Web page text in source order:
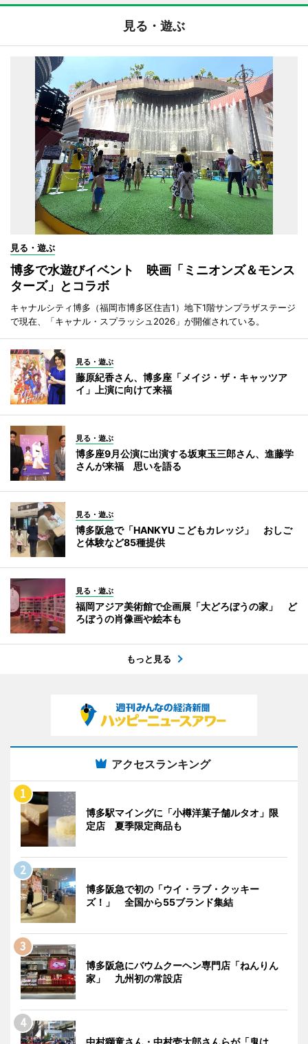
見る・遊ぶ
見る・遊ぶ
博多で水遊びイベント 映画「ミニオンズ＆モンス
ターズ」とコラボ
キャナルシティ博多（福岡市博多区住吉1）地下1階サンプラザステージ
で現在、「キャナル・スプラッシュ2026」が開催されている。
見る・遊ぶ
藤原紀香さん、博多座「メイジ・ザ・キャッツア
イ」上演に向けて来福
見る・遊ぶ
博多座9月公演に出演する坂東玉三郎さん、進藤学
さんが来福 思いを語る
見る・遊ぶ
博多阪急で「HANKYU こどもカレッジ」 おしご
と体験など85種提供
見る・遊ぶ
福岡アジア美術館で企画展「大どろぼうの家」 ど
ろぼうの肖像画や絵本も
もっと見る
アクセスランキング
博多駅マイングに「小樽洋菓子舗ルタオ」限
定店 夏季限定商品も
博多阪急で初の「ウイ・ラブ・クッキー
ズ！」 全国から55ブランド集結
博多阪急にバウムクーヘン専門店「ねんりん
家」 九州初の常設店